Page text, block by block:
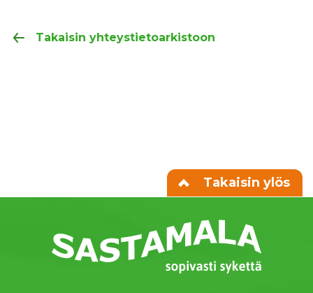
Takaisin yhteystietoarkistoon
Takaisin ylös